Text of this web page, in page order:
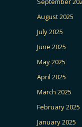
August 2025
July 2025
June 2025
May 2025
April 2025
March 2025
February 2025
January 2025